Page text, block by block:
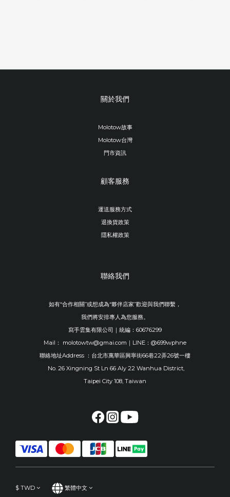
關於我們
Molotow故事
Molotow台灣
門市資訊
顧客服務
運送服務方式
退換貨政策
隱私權政策
聯絡我們
如有“合作相關”或想成為“夥伴店家”歡迎與我們聯繫，
我們將安排專人為您服務。
寫手雲集有限公司｜統編：60676299
Mail： molotowtw@gmai.com｜LINE：@699wphne
聯絡地址Address ：台北市萬華區興寧街66巷22弄26號一樓
No. 26 Xingning St Ln 66 Aly 22 Wanhua District,
Taipei City 108, Taiwan
$ TWD 繁體中文